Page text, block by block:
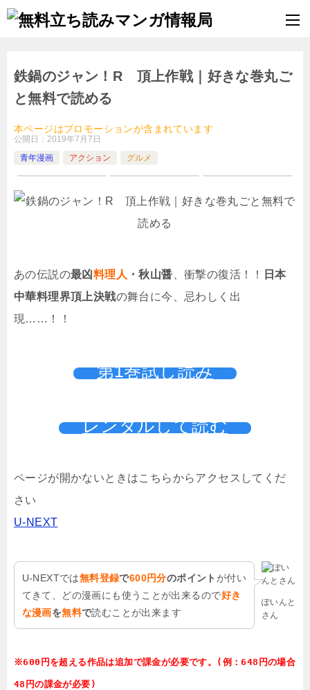
鉄鍋のジャン！R 頂上作戦｜好きな巻丸ご
と無料で読める
本ページはプロモーションが含まれています
公開日： 2019年7月7日
青年漫画
アクション グルメ
あの伝説の最凶料理人 ・秋山醤 、衝撃の復活！！
日本
中華料理界頂上決戦の舞台に今、忌わしく出
現……！！
第1巻試し読み
レンタルして読む
ページが開かないときはこちらからアクセスしてくだ
さい
U-NEXT
ぽいんと
さん
U-NEXTでは無料登録で600円分のポイント が付い
てきて、どの漫画にも使うことが出来るので好き
な漫画を無料で読むことが出来ます
※600円を超える作品は追加で課金が必要です。(例：648円の場合
48円の課金が必要)